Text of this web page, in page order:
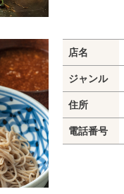
店名
ジャンル
住所
電話番号